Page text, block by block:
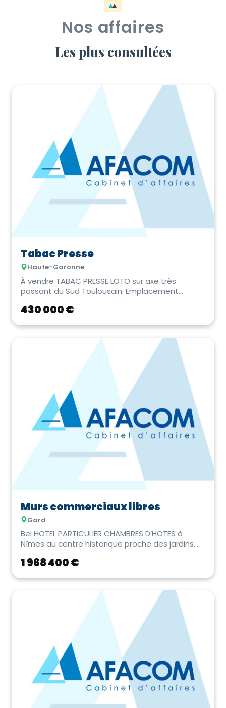
Nos affaires
Les plus consultées
Tabac Presse
Haute-Garonne
À vendre TABAC PRESSE LOTO sur axe très
passant du Sud Toulousain. Emplacement
430 000 €
Murs commerciaux libres
Gard
Bel HOTEL PARTICULIER CHAMBRES D’HOTES à
Nîmes au centre historique proche des jardins
1 968 400 €